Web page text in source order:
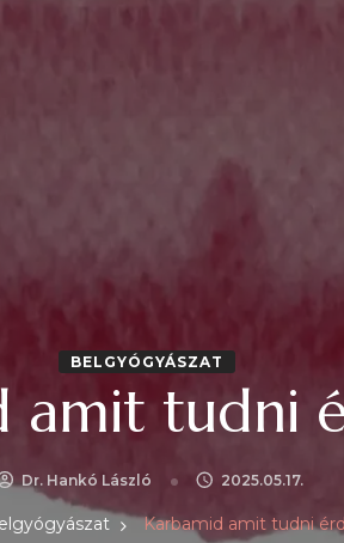
BELGYÓGYÁSZAT
amit tudni
Dr. Hankó László 2025.05.17.
Karbamid amit tudni